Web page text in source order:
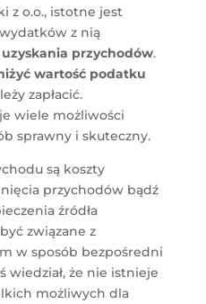
z o.o., istotne jest
z nią
przychodów.
wartość podatku
zapłacić.
wiele możliwości
sprawny i skuteczny.
są koszty
przychodów bądź
źródła
związane z
w sposób bezpośredni
wiedział, że nie istnieje
możliwych dla